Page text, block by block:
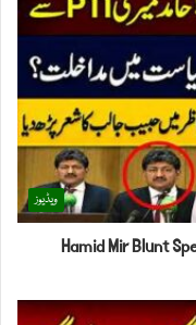
ویڈیوز
Hamid Mir Blunt